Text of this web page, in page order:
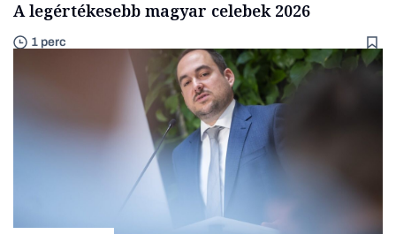
A legértékesebb magyar celebek 2026
1 perc